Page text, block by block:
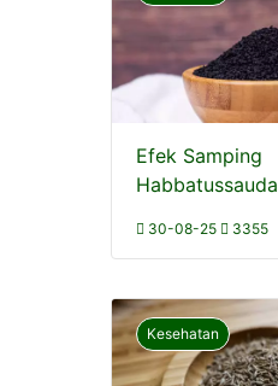
Efek Samping
Habbatussauda
30-08-25 3355
Kesehatan